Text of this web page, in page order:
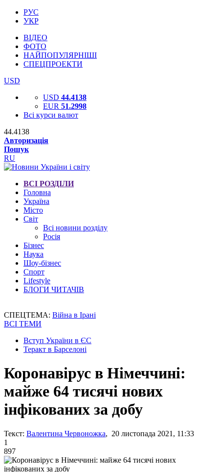
РУС
УКР
ВІДЕО
ФОТО
НАЙПОПУЛЯРНІШІ
СПЕЦПРОЕКТИ
USD
USD 44.4138
EUR 51.2998
Всі курси валют
44.4138
Авторизація
Пошук
RU
ВСІ РОЗДІЛИ
Головна
Україна
Місто
Світ
Всі новини розділу
Росія
Бізнес
Наука
Шоу-бізнес
Спорт
Lifestyle
БЛОГИ ЧИТАЧІВ
СПЕЦТЕМА: Війна в Ірані
ВСІ ТЕМИ
Вступ України в ЄС
Теракт в Барселоні
Коронавірус в Німеччині:
майже 64 тисячі нових
інфікованих за добу
Текст: Валентина Червоножка, 20 листопада 2021, 11:33
1
897